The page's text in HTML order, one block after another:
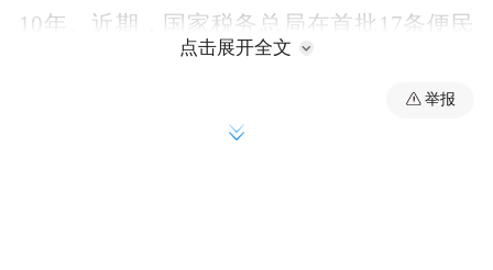
10年。近期，国家税务总局在首批17条便民
服务举措逐步落地见效的同时，从6个方面推
出第二批25条便民服务举措。当前，石龙税
务分局正紧扣“办好惠民事•服务现代化”主
点击展开全文
举报